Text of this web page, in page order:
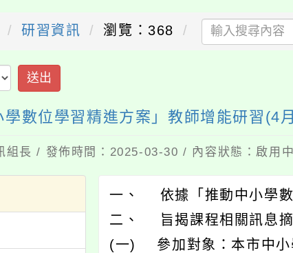
研習資訊 瀏覽：368
送出
數位學習精進方案」教師增能研習(4
組長 / 發佈時間：2025-03-30 / 內容狀態：啟用中
一、 依據「推動中小學數
二、 旨揭課程相關訊息摘
(一) 參加對象：本市中小